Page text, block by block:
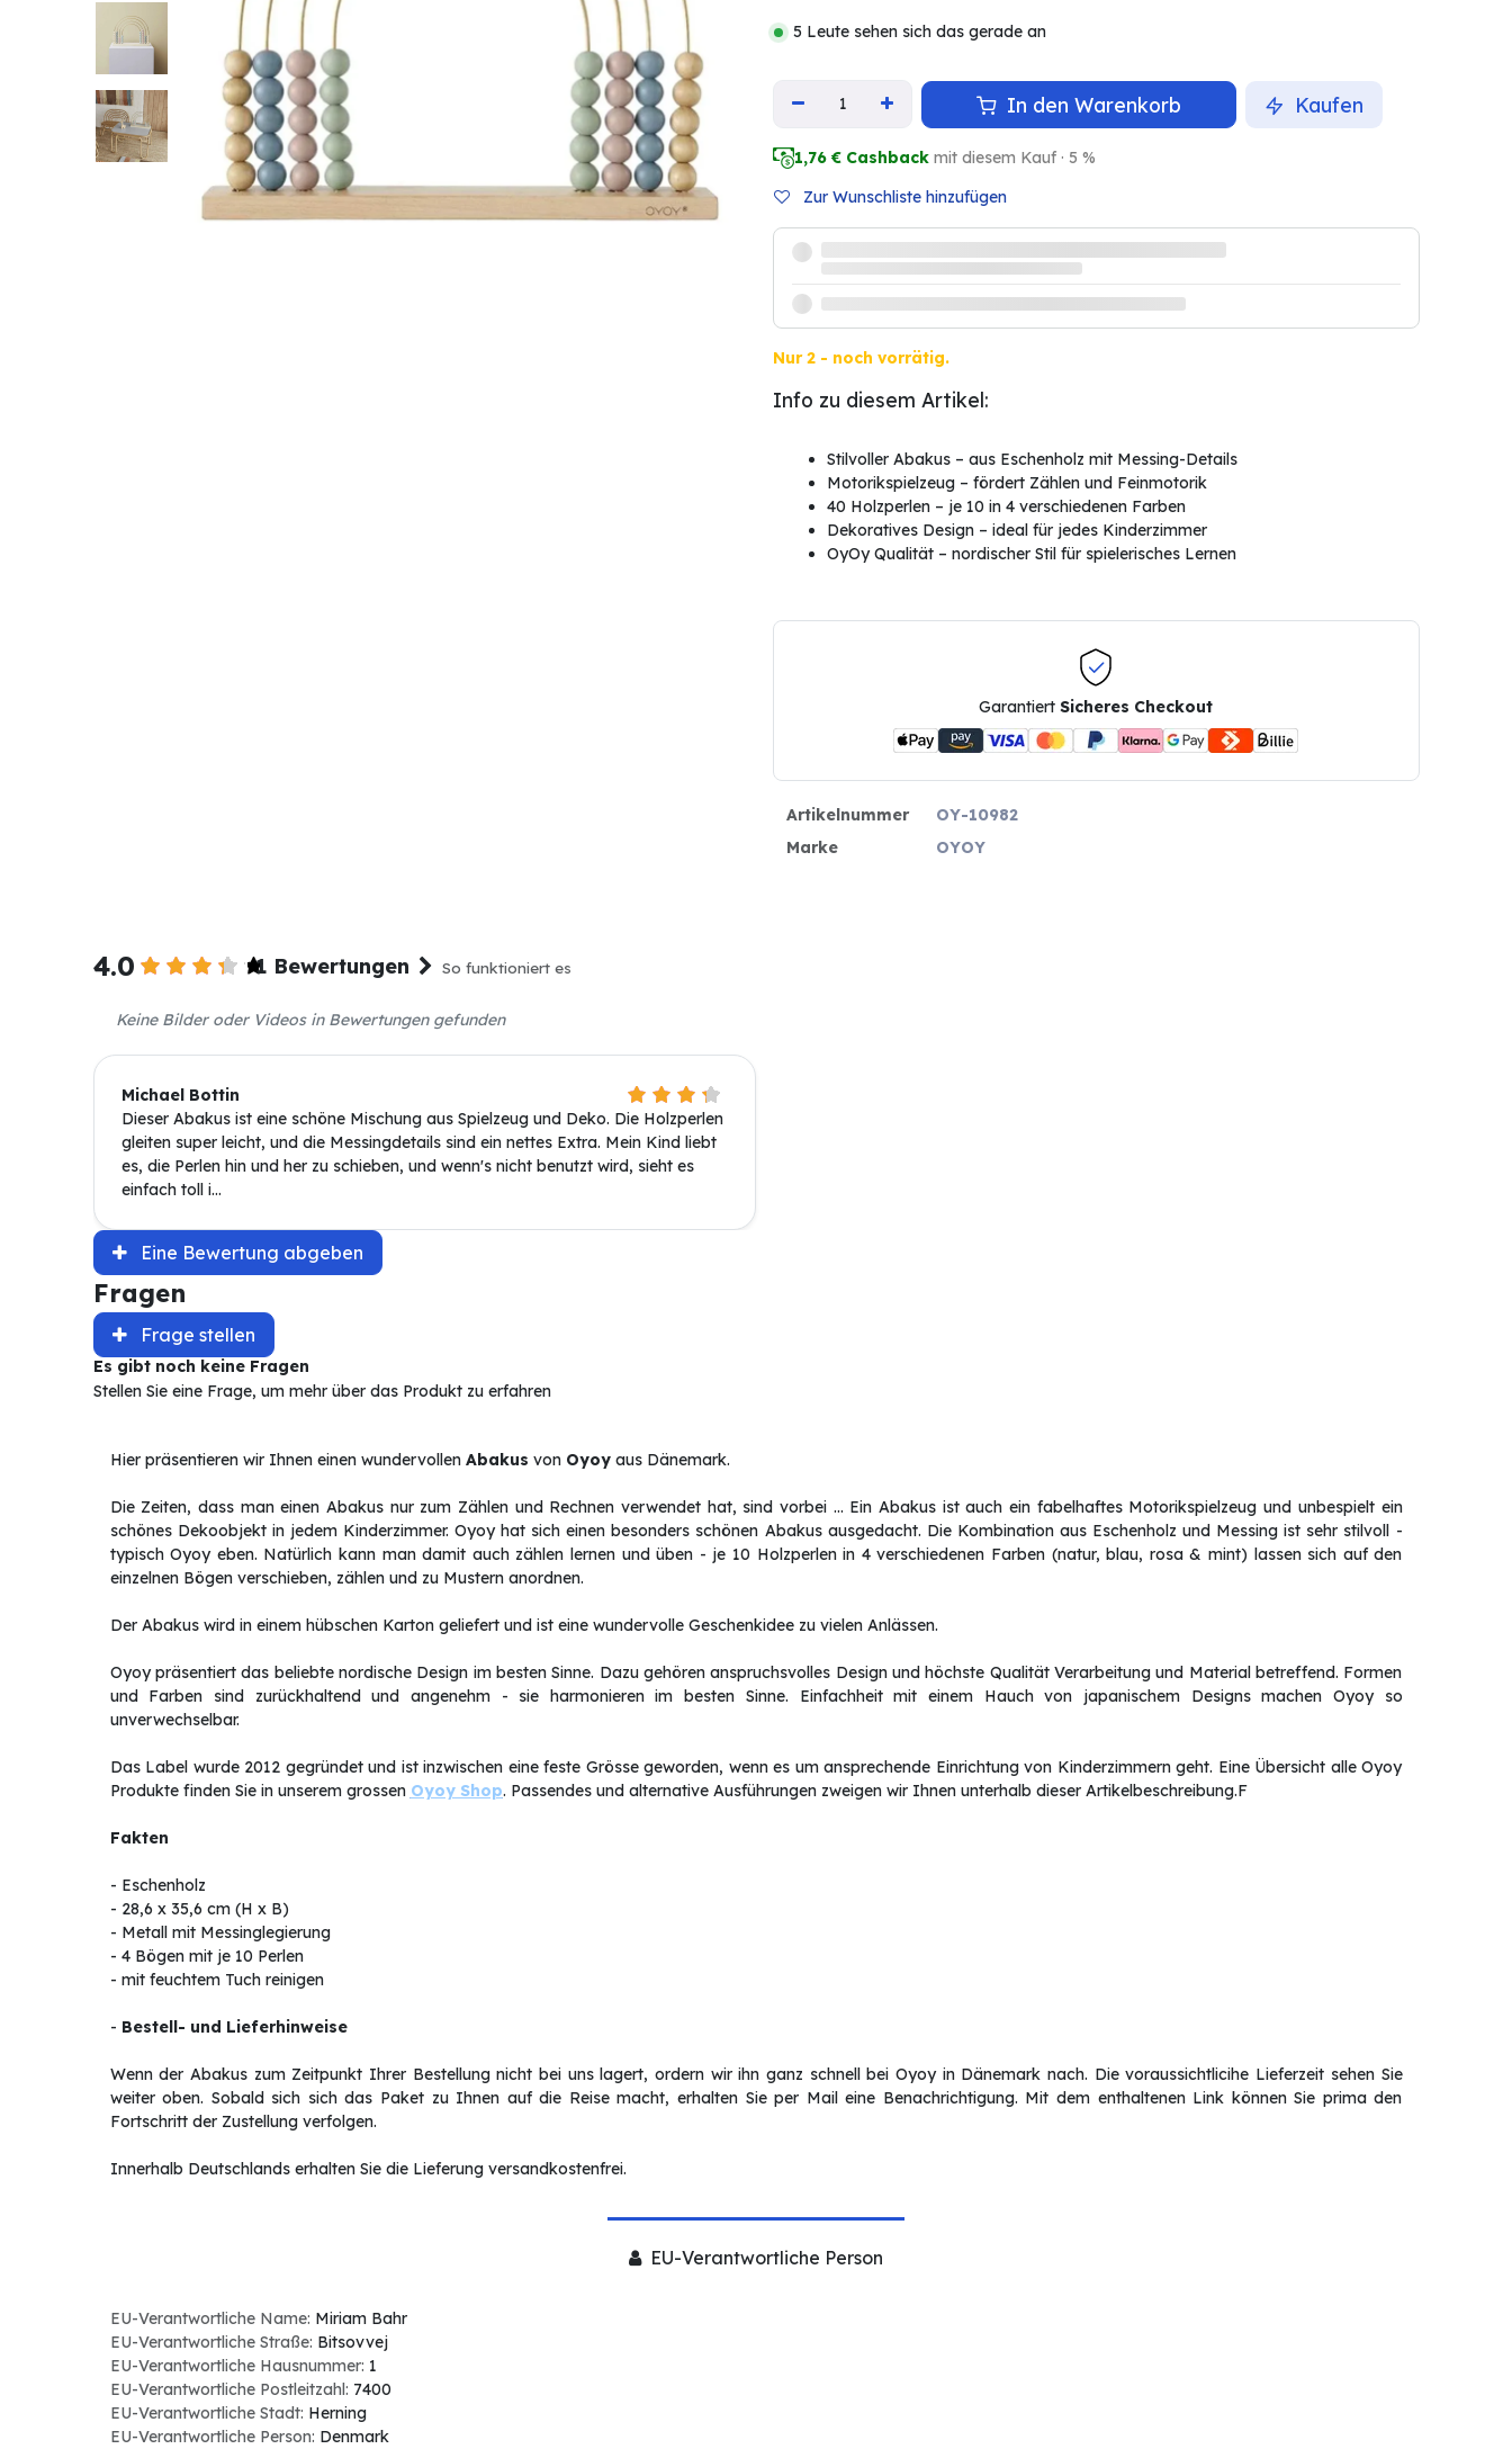
5 Leute sehen sich das gerade an
In den Warenkorb Kaufen
1,76 € Cashback mit diesem Kauf · 5 %
Zur Wunschliste hinzufügen
Nur 2 - noch vorrätig.
Info zu diesem Artikel:
Stilvoller Abakus – aus Eschenholz mit Messing-Details
Motorikspielzeug – fördert Zählen und Feinmotorik
40 Holzperlen – je 10 in 4 verschiedenen Farben
Dekoratives Design – ideal für jedes Kinderzimmer
OyOy Qualität – nordischer Stil für spielerisches Lernen
GarantiertSicheres Checkout
Artikelnummer
OY-10982
Marke
OYOY
4.0 1 Bewertungen So funktioniert es
Keine Bilder oder Videos in Bewertungen gefunden
Michael Bottin
Dieser Abakus ist eine schöne Mischung aus Spielzeug und Deko. Die Holzperlen
gleiten super leicht, und die Messingdetails sind ein nettes Extra. Mein Kind liebt
es, die Perlen hin und her zu schieben, und wenn's nicht benutzt wird, sieht es
einfach toll i...
Eine Bewertung abgeben
Fragen
Frage stellen
Es gibt noch keine Fragen
Stellen Sie eine Frage, um mehr über das Produkt zu erfahren
Hier präsentieren wir Ihnen einen wundervollen Abakus von Oyoyaus Dänemark.
Die Zeiten, dass man einen Abakus nur zum Zählen und Rechnen verwendet hat, sind vorbei ... Ein Abakus ist auch ein fabelhaftes Motorikspielzeug und unbespielt ein
schönes Dekoobjekt in jedem Kinderzimmer. Oyoy hat sich einen besonders schönen Abakus ausgedacht. Die Kombination aus Eschenholz und Messing ist sehr stilvoll -
typisch Oyoy eben. Natürlich kann man damit auch zählen lernen und üben - je 10 Holzperlen in 4 verschiedenen Farben (natur, blau, rosa & mint) lassen sich auf den
einzelnen Bögen verschieben, zählen und zu Mustern anordnen.
Der Abakus wird in einem hübschen Karton geliefert und ist eine wundervolle Geschenkidee zu vielen Anlässen.
Oyoy präsentiert das beliebte nordische Design im besten Sinne. Dazu gehören anspruchsvolles Design und höchste Qualität Verarbeitung und Material betreffend. Formen
und Farben sind zurückhaltend und angenehm - sie harmonieren im besten Sinne. Einfachheit mit einem Hauch von japanischem Designs machen Oyoy so
unverwechselbar.
Das Label wurde 2012 gegründet und ist inzwischen eine feste Grösse geworden, wenn es um ansprechende Einrichtung von Kinderzimmern geht. Eine Übersicht alle Oyoy
Produkte finden Sie in unserem grossen Oyoy Shop. Passendes und alternative Ausführungen zweigen wir Ihnen unterhalb dieser Artikelbeschreibung.F
Fakten
- Eschenholz
- 28,6 x 35,6 cm (H x B)
- Metall mit Messinglegierung
- 4 Bögen mit je 10 Perlen
- mit feuchtem Tuch reinigen
- Bestell- und Lieferhinweise
Wenn der Abakus zum Zeitpunkt Ihrer Bestellung nicht bei uns lagert, ordern wir ihn ganz schnell bei Oyoy in Dänemark nach. Die voraussichtlicihe Lieferzeit sehen Sie
weiter oben. Sobald sich sich das Paket zu Ihnen auf die Reise macht, erhalten Sie per Mail eine Benachrichtigung. Mit dem enthaltenen Link können Sie prima den
Fortschritt der Zustellung verfolgen.
Innerhalb Deutschlands erhalten Sie die Lieferung versandkostenfrei.
EU-Verantwortliche Person
EU-Verantwortliche Name: Miriam Bahr
EU-Verantwortliche Straße: Bitsovvej
EU-Verantwortliche Hausnummer: 1
EU-Verantwortliche Postleitzahl: 7400
EU-Verantwortliche Stadt: Herning
EU-Verantwortliche Person: Denmark